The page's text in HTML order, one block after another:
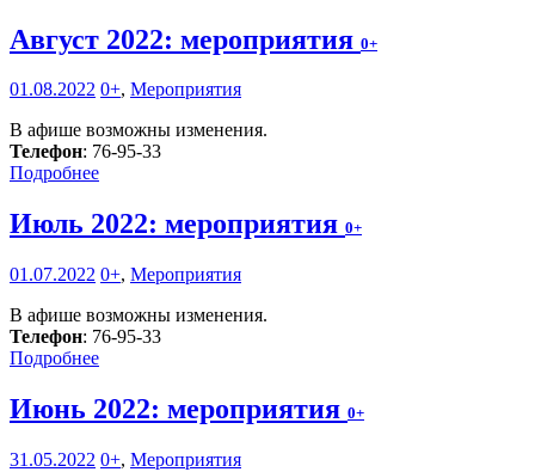
Август 2022: мероприятия 0+
01.08.2022 0+, Мероприятия
В афише возможны изменения.
Телефон: 76-95-33
Подробнее
Июль 2022: мероприятия 0+
01.07.2022 0+, Мероприятия
В афише возможны изменения.
Телефон: 76-95-33
Подробнее
Июнь 2022: мероприятия 0+
31.05.2022 0+, Мероприятия